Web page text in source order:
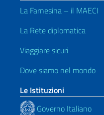
La Farnesina – il MAECI
La Rete diplomatica
Viaggiare sicuri
Dove siamo nel mondo
Le Istituzioni
Governo Italiano